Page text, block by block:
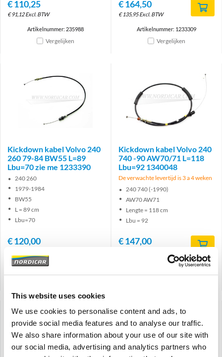
This website uses cookies
We use cookies to personalise content and ads, to
provide social media features and to analyse our traffic.
We also share information about your use of our site with
our social media, advertising and analytics partners who
€110,25
€91,12 Excl. BTW
Artikelnummer: 235988
Vergelijken
€164,50
€135,95 Excl. BTW
Artikelnummer: 1233309
Vergelijken
Kickdown kabel Volvo 240
260 79-84 BW55 L=89
Lbu=70 zie me 1233390
240 260
1979-1984
BW55
L = 89 cm
Lbu=70
€120,00
Artikelnummer: 1233390
Kickdown kabel Volvo 240
740 -90 AW70/71 L=118
Lbu=92 1340048
De verwachte levertijd is 3 a 4 weken
240 740 (-1990)
AW70 AW71
Lengte = 118 cm
Lbu = 92
€147,00
Artikelnummer: 1340048
Brand